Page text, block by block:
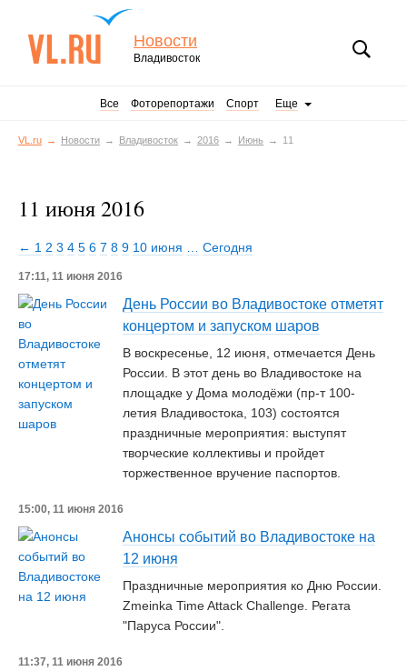
Новости
Владивосток
Все Фоторепортажи Спорт Еще
VL.ru Новости Владивосток 2016 Июнь 11
11 июня 2016
← 1 2 3 4 5 6 7 8 9 10 июня Сегодня
17:11, 11 июня 2016
День России во Владивостоке отметят
концертом и запуском шаров
В воскресенье, 12 июня, отмечается День
России. В этот день во Владивостоке на
площадке у Дома молодёжи (пр-т 100-
летия Владивостока, 103) состоятся
праздничные мероприятия: выступят
творческие коллективы и пройдет
торжественное вручение паспортов.
15:00, 11 июня 2016
Анонсы событий во Владивостоке на
12 июня
Праздничные мероприятия ко Дню России.
Zmeinka Time Attack Challenge. Регата
"Паруса России".
11:37, 11 июня 2016